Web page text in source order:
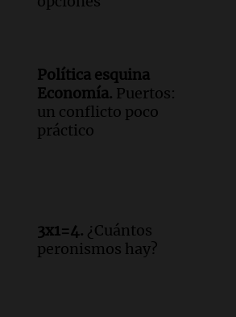
Política esquina
Economía. Puertos:
un conflicto poco
práctico
3x1=4. ¿Cuántos
peronismos hay?